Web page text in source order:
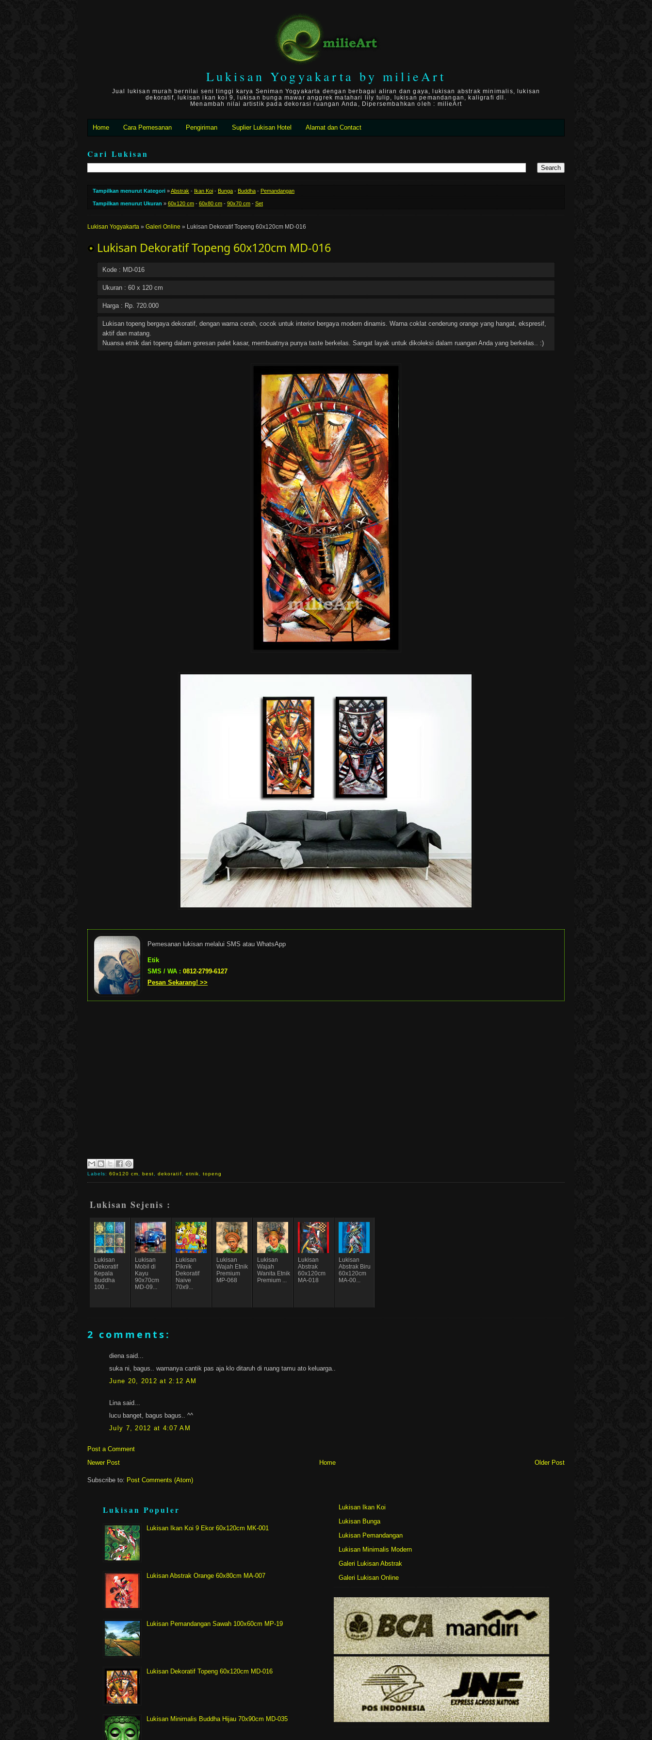
Lukisan Yogyakarta by milieArt
Jual lukisan murah bernilai seni tinggi karya Seniman Yogyakarta dengan berbagai aliran dan gaya, lukisan abstrak minimalis, lukisan
dekoratif, lukisan ikan koi 9, lukisan bunga mawar anggrek matahari lily tulip, lukisan pemandangan, kaligrafi dll.
Menambah nilai artistik pada dekorasi ruangan Anda, Dipersembahkan oleh : milieArt
Home Cara Pemesanan Pengiriman Suplier Lukisan Hotel Alamat dan Contact
Cari Lukisan
Tampilkan menurut Kategori »Abstrak - Ikan Koi - Bunga - Buddha - Pemandangan
Tampilkan menurut Ukuran » 60x120 cm - 60x80 cm - 90x70 cm - Set
Lukisan Yogyakarta » Galeri Online » Lukisan Dekoratif Topeng 60x120cm MD-016
Lukisan Dekoratif Topeng 60x120cm MD-016
Kode : MD-016
Ukuran : 60 x 120 cm
Harga : Rp. 720.000
Lukisan topeng bergaya dekoratif, dengan warna cerah, cocok untuk interior bergaya modern dinamis. Warna coklat cenderung orange yang hangat, ekspresif,
aktif dan matang.
Nuansa etnik dari topeng dalam goresan palet kasar, membuatnya punya taste berkelas. Sangat layak untuk dikoleksi dalam ruangan Anda yang berkelas.. :)
Pemesanan lukisan melalui SMS atau WhatsApp
Etik
SMS / WA : 0812-2799-6127
Pesan Sekarang! >>
Labels:60x120 cm, best,dekoratif, etnik, topeng
Lukisan Sejenis :
Lukisan
Dekoratif
Kepala
Buddha
100...
Lukisan
Mobil di
Kayu
90x70cm
MD-09...
Lukisan
Piknik
Dekoratif
Naive
70x9...
Lukisan
Wajah Etnik
Premium
MP-068
Lukisan
Wajah
Wanita Etnik
Premium ...
Lukisan
Abstrak
60x120cm
MA-018
Lukisan
Abstrak Biru
60x120cm
MA-00...
2 comments:
diena said...
suka ni, bagus.. warnanya cantik pas aja klo ditaruh di ruang tamu ato keluarga..
June 20, 2012 at 2:12 AM
Lina said...
lucu banget, bagus bagus.. ^^
July 7, 2012 at 4:07 AM
Post a Comment
Newer Post
Older Post
Home
Subscribe to: Post Comments (Atom)
Lukisan Populer
Lukisan Ikan Koi 9 Ekor 60x120cm MK-001
Lukisan Abstrak Orange 60x80cm MA-007
Lukisan Pemandangan Sawah 100x60cm MP-19
Lukisan Dekoratif Topeng 60x120cm MD-016
Lukisan Minimalis Buddha Hijau 70x90cm MD-035
Lukisan Ikan Koi
Lukisan Bunga
Lukisan Pemandangan
Lukisan Minimalis Modern
Galeri Lukisan Abstrak
Galeri Lukisan Online